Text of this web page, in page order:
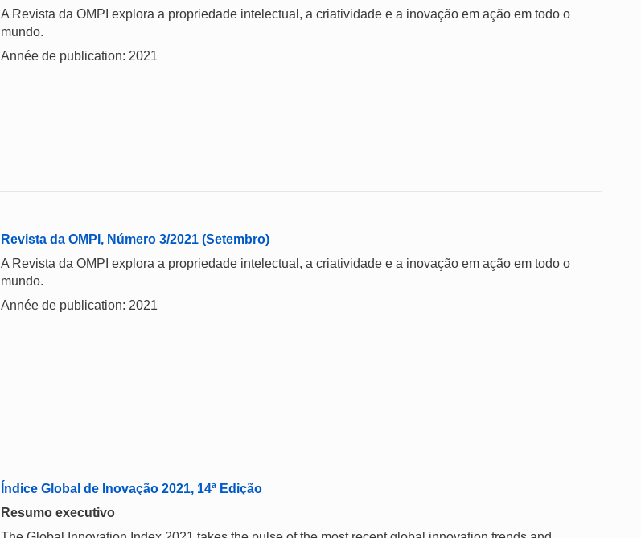
A Revista da OMPI explora a propriedade intelectual, a criatividade e a inovação em ação em todo o
mundo.
Année de publication: 2021
Revista da OMPI, Número 3/2021 (Setembro)
A Revista da OMPI explora a propriedade intelectual, a criatividade e a inovação em ação em todo o
mundo.
Année de publication: 2021
Índice Global de Inovação 2021, 14ª Edição
Resumo executivo